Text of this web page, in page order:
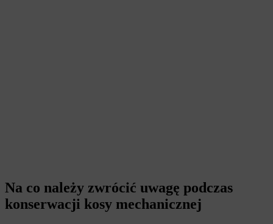
Na co należy zwrócić uwagę podczas
konserwacji kosy mechanicznej